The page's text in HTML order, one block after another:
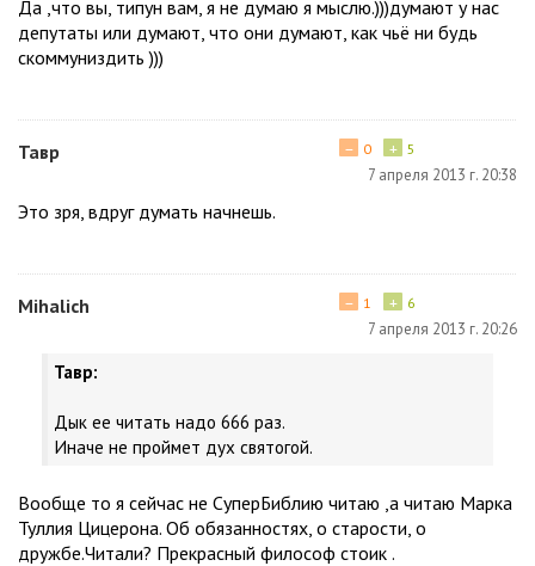
Да ,что вы, типун вам, я не думаю я мыслю.)))думают у нас
депутаты или думают, что они думают, как чьё ни будь
скоммуниздить )))
Тавр + 5
− 0
7 апреля 2013 г. 20:38
Это зря, вдруг думать начнешь.
Мihalich + 6
− 1
7 апреля 2013 г. 20:26
Тавр:
Дык ее читать надо 666 раз.
Иначе не проймет дух святогой.
Вообще то я сейчас не СуперБиблию читаю ,а читаю Марка
Туллия Цицерона. Об обязанностях, о старости, о
дружбе.Читали? Прекрасный философ стоик .